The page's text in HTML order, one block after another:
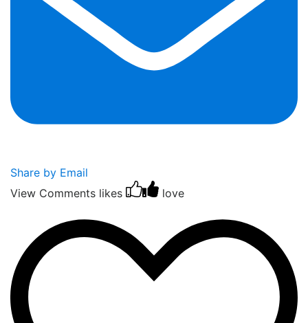
Share by Email
View Comments likes love